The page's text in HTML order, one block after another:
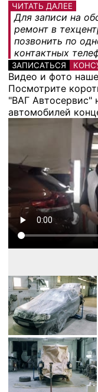
ЧИТАТЬ ДАЛЕЕ
Для записи на
ремонт в
позвонить по
контактных
ЗАПИСАТЬСЯ
Видео и фото
Посмотрите
"ВАГ Автосервис"
автомобилей